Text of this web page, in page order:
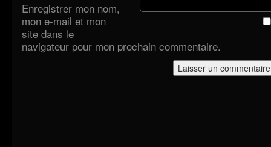
Enregistrer mon nom,
mon e-mail et mon
site dans le
navigateur pour mon prochain commentaire.